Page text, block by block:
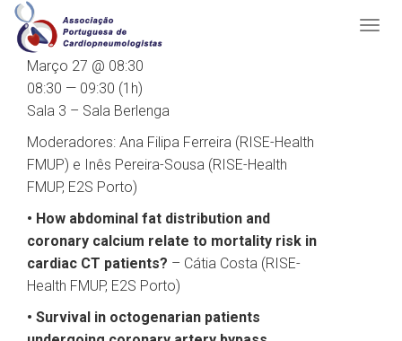
Moderadores: Ana Filipa Ferreira (RISE-Health
FMUP) e Inês Pereira-Sousa (RISE-Health
FMUP, E2S Porto)
• How abdominal fat distribution and
coronary calcium relate to mortality risk in
cardiac CT patients? – Cátia Costa (RISE-
Health FMUP, E2S Porto)
• Survival in octogenarian patients
Março 27 @ 08:30
08:30 — 09:30 (1h)
Sala 3 – Sala Berlenga